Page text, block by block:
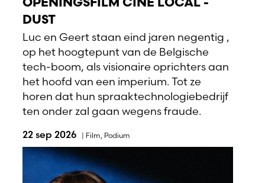
OPENINGSFILM CINÉ LOCAL -
DUST
Luc en Geert staan eind jaren negentig ,
op het hoogtepunt van de Belgische
tech-boom, als visionaire oprichters aan
het hoofd van een imperium. Tot ze
horen dat hun spraaktechnologiebedrijf
ten onder zal gaan wegens fraude.
22 sep 2026 | Film, Podium